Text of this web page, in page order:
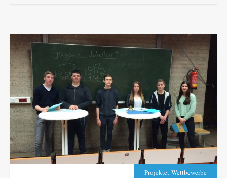
Projekte, Wettbewerbe